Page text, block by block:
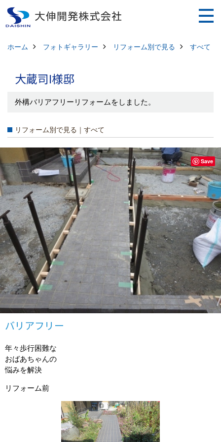
ホーム フォトギャラリー リフォーム別で見る すべて
大蔵司I様邸
外構バリアフリーリフォームをしました。
リフォーム別で見る｜すべて
バリアフリー
年々歩行困難な
おばあちゃんの
悩みを解決
リフォーム前
Save